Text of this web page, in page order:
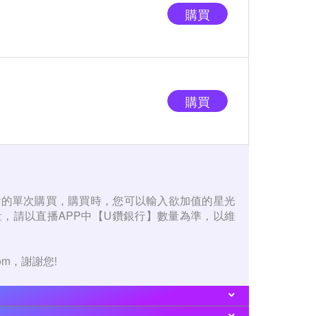
購買
購買
單次購買，購買時，您可以輸入欲加值的星光
請以直播APP中【U鑽銀行】數量為準，以維
，謝謝您!